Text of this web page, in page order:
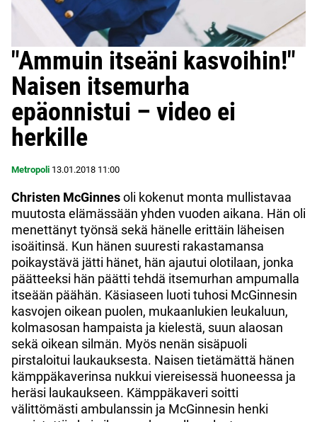
"Ammuin itseäni kasvoihin!"
Naisen itsemurha
epäonnistui – video ei
herkille
Metropoli 13.01.2018 11:00
Christen McGinnesoli kokenut monta mullistavaa
muutosta elämässään yhden vuoden aikana. Hän oli
menettänyt työnsä sekä hänelle erittäin läheisen
isoäitinsä. Kun hänen suuresti rakastamansa
poikaystävä jätti hänet, hän ajautui olotilaan, jonka
päätteeksi hän päätti tehdä itsemurhan ampumalla
itseään päähän. Käsiaseen luoti tuhosi McGinnesin
kasvojen oikean puolen, mukaanlukien leukaluun,
kolmasosan hampaista ja kielestä, suun alaosan
sekä oikean silmän. Myös nenän sisäpuoli
pirstaloitui laukauksesta. Naisen tietämättä hänen
kämppäkaverinsa nukkui viereisessä huoneessa ja
heräsi laukaukseen. Kämppäkaveri soitti
välittömästi ambulanssin ja McGinnesin henki